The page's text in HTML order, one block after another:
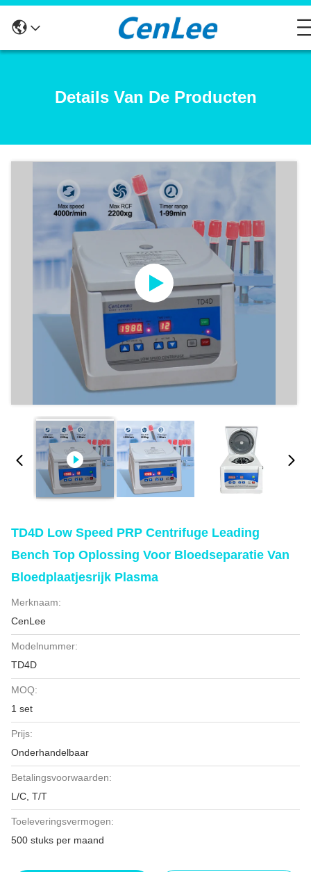
Details Van De Producten
TD4D Low Speed PRP Centrifuge Leading
Bench Top Oplossing Voor Bloedseparatie Van
Bloedplaatjesrijk Plasma
Merknaam:
CenLee
Modelnummer:
TD4D
MOQ:
1 set
Prijs:
Onderhandelbaar
Betalingsvoorwaarden:
L/C, T/T
Toeleveringsvermogen:
500 stuks per maand